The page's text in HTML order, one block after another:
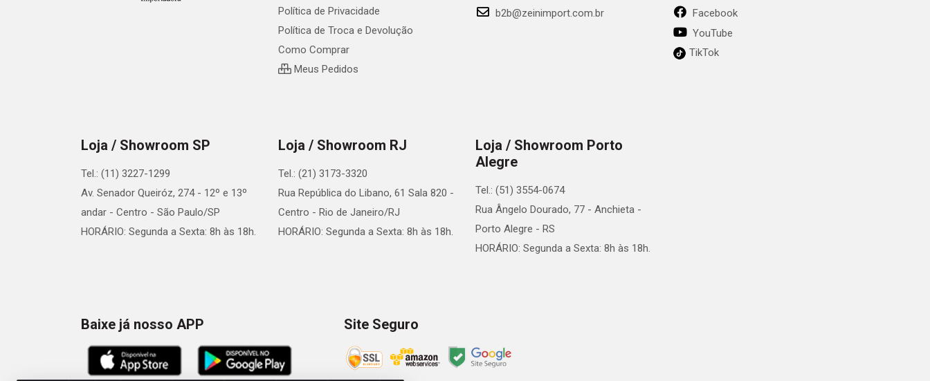
Política de Privacidade
Política de Troca e Devolução
Como Comprar
Meus Pedidos
b2b@zeinimport.com.br
Facebook
YouTube
TikTok
Loja / Showroom SP
Tel.: (11) 3227-1299
Av. Senador Queiróz, 274 - 12º e 13º
andar - Centro - São Paulo/SP
HORÁRIO: Segunda a Sexta: 8h às 18h.
Loja / Showroom RJ
Tel.: (21) 3173-3320
Rua República do Libano, 61 Sala 820 -
Centro - Rio de Janeiro/RJ
HORÁRIO: Segunda a Sexta: 8h às 18h.
Loja / Showroom Porto
Alegre
Tel.: (51) 3554-0674
Rua Ângelo Dourado, 77 - Anchieta -
Porto Alegre - RS
HORÁRIO: Segunda a Sexta: 8h às 18h.
Baixe já nosso APP Site Seguro